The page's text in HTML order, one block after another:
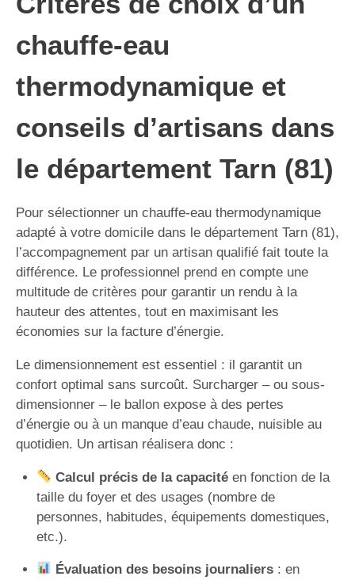
chauffe-eau
thermodynamique et
conseils d’artisans dans
le département Tarn (81)
Pour sélectionner un chauffe-eau thermodynamique
adapté à votre domicile dans le département Tarn (81),
l’accompagnement par un artisan qualifié fait toute la
différence. Le professionnel prend en compte une
multitude de critères pour garantir un rendu à la
hauteur des attentes, tout en maximisant les
économies sur la facture d’énergie.
Le dimensionnement est essentiel : il garantit un
confort optimal sans surcoût. Surcharger – ou sous-
dimensionner – le ballon expose à des pertes
d’énergie ou à un manque d’eau chaude, nuisible au
quotidien. Un artisan réalisera donc :
Calcul précis de la capacitéen fonction de la
taille du foyer et des usages (nombre de
personnes, habitudes, équipements domestiques,
etc.).
Évaluation des besoins journaliers: en